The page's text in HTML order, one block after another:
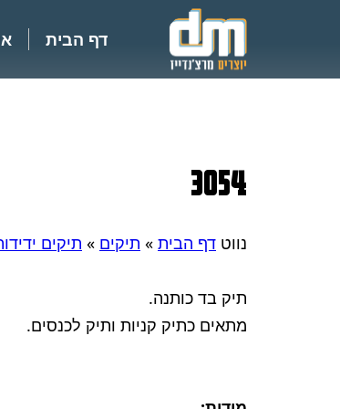
דף הבית
3054
נווט דף הבית » תיקים » תיקים
תיק בד כותנה.
מתאים כתיק קניות ותיק לכנסים.